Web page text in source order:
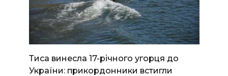
Тиса винесла 17-річного угорця до
України: прикордонники встигли